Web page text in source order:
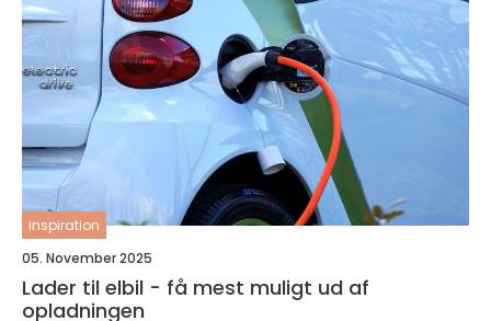
inspiration
05. November 2025
Lader til elbil - få mest muligt ud af
opladningen